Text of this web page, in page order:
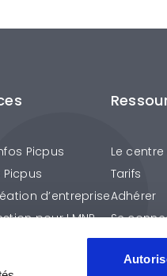
Picpus
d’entreprise
pour LMNP
Le
Tarifs
Adhérer
Se